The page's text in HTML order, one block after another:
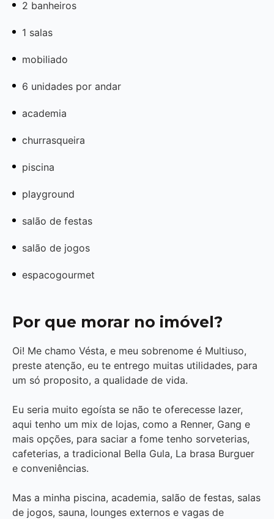
2 banheiros
1 salas
mobiliado
6 unidades por andar
academia
churrasqueira
piscina
playground
salão de festas
salão de jogos
espacogourmet
Por que morar no imóvel?
Oi! Me chamo Vésta, e meu sobrenome é Multiuso,
preste atenção, eu te entrego muitas utilidades, para
um só proposito, a qualidade de vida.
Eu seria muito egoísta se não te oferecesse lazer,
aqui tenho um mix de lojas, como a Renner, Gang e
mais opções, para saciar a fome tenho sorveterias,
cafeterias, a tradicional Bella Gula, La brasa Burguer
e conveniências.
Mas a minha piscina, academia, salão de festas, salas
de jogos, sauna, lounges externos e vagas de